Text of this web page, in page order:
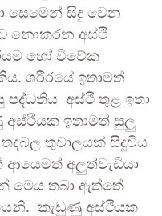
සෙමෙන් සිදු වෙන
නොකරන අස්ථි
හෝ විවේක
ශරීරයේ ඉතාමත්
අස්ථි තුළ ඉතා
ඉතාමත් සුලු
තුවාලයක් සිදුවිය
අලුත්වැඩියා
මෙය තබා ඇත්තේ
කැඩුණු අස්ථියක